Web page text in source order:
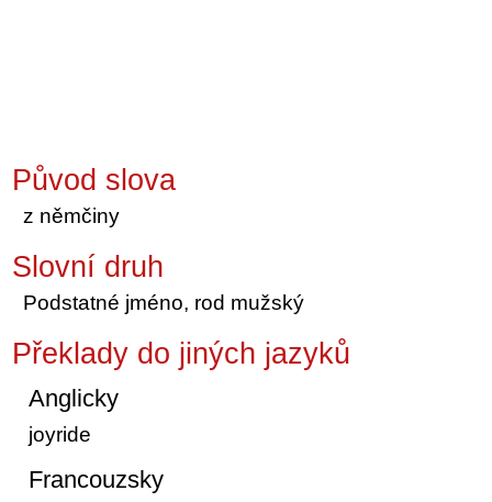
Původ slova
z němčiny
Slovní druh
Podstatné jméno, rod mužský
Překlady do jiných jazyků
Anglicky
joyride
Francouzsky